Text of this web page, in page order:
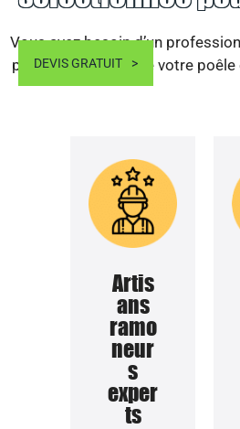
DEVIS GRATUIT
Vous avez besoin d’un
pour le ramonage de votre
Artis
ans
ramo
neur
s
exper
ts